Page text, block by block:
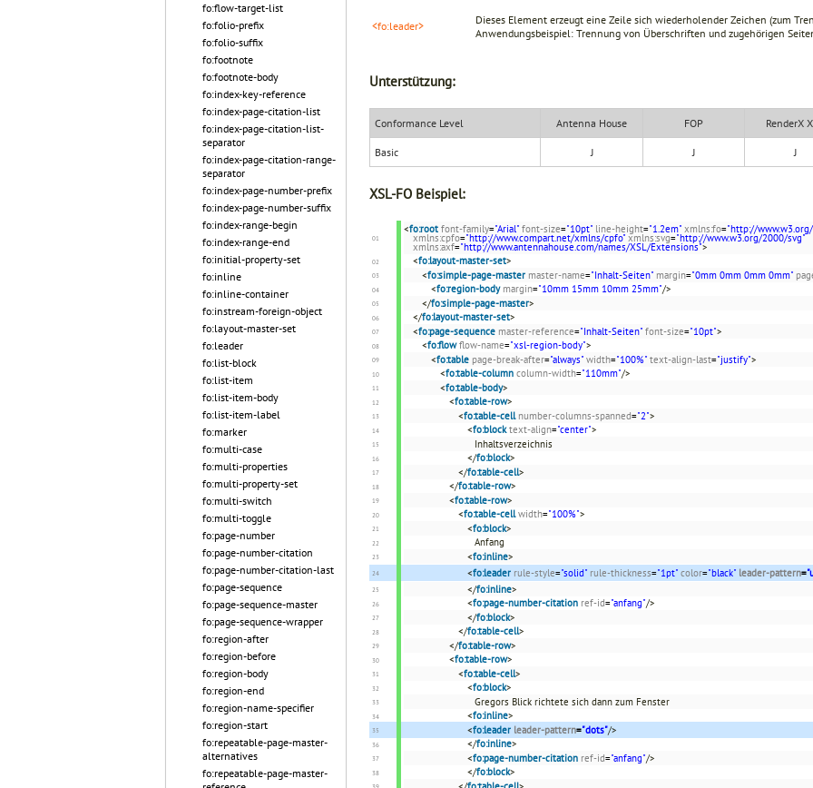
fo:flow-target-list
fo:folio-prefix
fo:folio-suffix
fo:footnote
fo:footnote-body
fo:index-key-reference
fo:index-page-citation-list
fo:index-page-citation-list-
separator
fo:index-page-citation-range-
separator
fo:index-page-number-prefix
fo:index-page-number-suffix
fo:index-range-begin
fo:index-range-end
fo:initial-property-set
fo:inline
fo:inline-container
fo:instream-foreign-object
fo:layout-master-set
fo:leader
fo:list-block
fo:list-item
fo:list-item-body
fo:list-item-label
fo:marker
fo:multi-case
fo:multi-properties
fo:multi-property-set
fo:multi-switch
fo:multi-toggle
fo:page-number
fo:page-number-citation
fo:page-number-citation-last
fo:page-sequence
fo:page-sequence-master
fo:page-sequence-wrapper
fo:region-after
fo:region-before
fo:region-body
fo:region-end
fo:region-name-specifier
fo:region-start
fo:repeatable-page-master-
alternatives
fo:repeatable-page-master-
<fo:leader>
Dieses Element erzeugt eine Zeile sich wiederholender Zeichen (zum
Anwendungsbeispiel: Trennung von Überschriften und zugehörigen
Unterstützung:
Conformance Level Antenna House FOP RenderX
Basic J J J
XSL-FO Beispiel:
<fo:root font-family="Arial" font-size="10pt" line-height="1.2em" xmlns:fo="http://
xmlns:cpfo="http://www.compart.net/xmlns/cpfo" xmlns:svg="http://www.w3.org/2000/svg"
xmlns:axf="http://www.antennahouse.com/names/XSL/Extensions">
<fo:layout-master-set>
<fo:simple-page-master master-name="Inhalt-Seiten" margin="0mm 0mm 0mm 0mm"
<fo:region-body margin="10mm 15mm 10mm 25mm"/>
</fo:simple-page-master>
</fo:layout-master-set>
<fo:page-sequence master-reference="Inhalt-Seiten" font-size="10pt">
<fo:flow flow-name="xsl-region-body">
<fo:table page-break-after="always" width="100%" text-align-last="justify">
<fo:table-column column-width="110mm"/>
<fo:table-body>
<fo:table-row>
<fo:table-cell number-columns-spanned="2">
<fo:block text-align="center">
Inhaltsverzeichnis
</fo:block>
</fo:table-cell>
</fo:table-row>
<fo:table-row>
<fo:table-cell width="100%">
<fo:block>
Anfang
<fo:inline>
<fo:leader rule-style="solid" rule-thickness="1pt" color="black" leader-pattern=
</fo:inline>
<fo:page-number-citation ref-id="anfang"/>
</fo:block>
</fo:table-cell>
</fo:table-row>
<fo:table-row>
<fo:table-cell>
<fo:block>
Gregors Blick richtete sich dann zum Fenster
<fo:inline>
<fo:leader leader-pattern="dots"/>
</fo:inline>
<fo:page-number-citation ref-id="anfang"/>
</fo:block>